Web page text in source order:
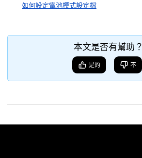
如何設定電池模式設定檔
本文是否有幫助？
是的 不